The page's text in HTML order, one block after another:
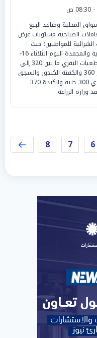
المحلية ومنافذ البيع
الصباحية مستويات عرض
للمواطنين؛ حيث
تفاوتت أسعار اللحوم البلدية والمجمدة اليوم الثلاثاء 16-
6-2026 لتتأرجح أسعار القطعيات البقري ما بين 320 إلى
370 جنيهًا، والبرجر الكندوز 360 والكفتة الكندوز والسجق
البقري 290 والمفروم البلدي 300 جنيه والكبدة 370
6
7
8